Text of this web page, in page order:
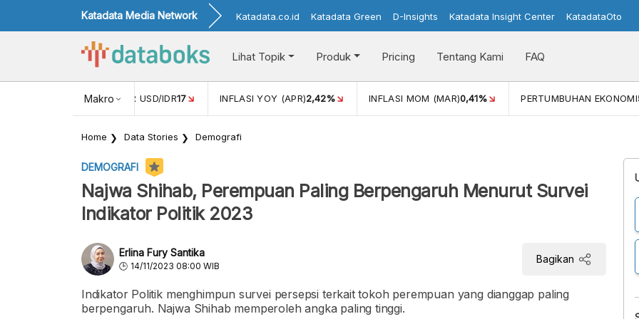
Katadata Media Network Katadata.co.id Katadata Green D-Insights Katadata Insight Center KatadataOto
Lihat Topik Produk Pricing Tentang Kami FAQ
Makro
NILAI TUKAR USD/IDR17 INFLASI YOY (APR)2,42% INFLASI MOM (MAR)0,41% PERTUMBUHAN EKONOMI
Home Data Stories Demografi
DEMOGRAFI
Najwa Shihab, Perempuan Paling Berpengaruh Menurut Survei
Indikator Politik 2023
Erlina Fury Santika
14/11/2023 08:00 WIB
Bagikan
Indikator Politik menghimpun survei persepsi terkait tokoh perempuan yang dianggap paling
berpengaruh. Najwa Shihab memperoleh angka paling tinggi.